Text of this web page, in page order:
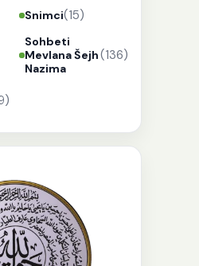
Snimci(15)
Sohbeti
Mevlana Šejh
Nazima
(136)